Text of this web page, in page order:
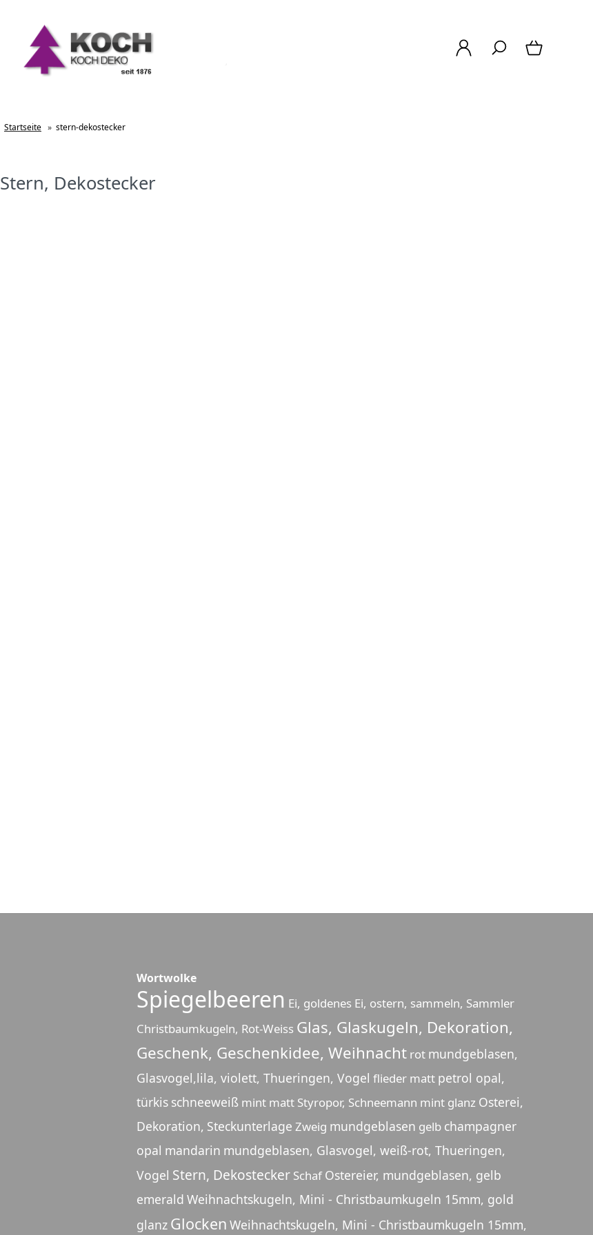
Startseite » stern-dekostecker
Stern, Dekostecker
Wortwolke
Spiegelbeeren Ei, goldenes Ei, ostern, sammeln, Sammler
Christbaumkugeln, Rot-Weiss Glas, Glaskugeln, Dekoration,
Geschenk, Geschenkidee, Weihnacht rot mundgeblasen,
Glasvogel,lila, violett, Thueringen, Vogel flieder matt petrol opal,
türkis schneeweiß mint matt Styropor, Schneemann mint glanz Osterei,
Dekoration, Steckunterlage Zweig mundgeblasen gelb champagner
opal mandarin mundgeblasen, Glasvogel, weiß-rot, Thueringen,
Vogel Stern, Dekostecker Schaf Ostereier, mundgeblasen, gelb
emerald Weihnachtskugeln, Mini - Christbaumkugeln 15mm, gold
glanz Glocken Weihnachtskugeln, Mini - Christbaumkugeln 15mm,